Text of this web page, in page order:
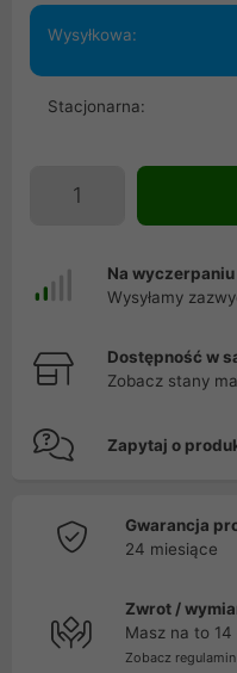
Wysyłkowa:
Stacjonarna:
Na wyczerpaniu
Wysyłamy
Dostępność w
Zobacz stany
Zapytaj o
Gwarancja
24 miesiące
Zwrot /
Masz na to 14
Zobacz regulamin